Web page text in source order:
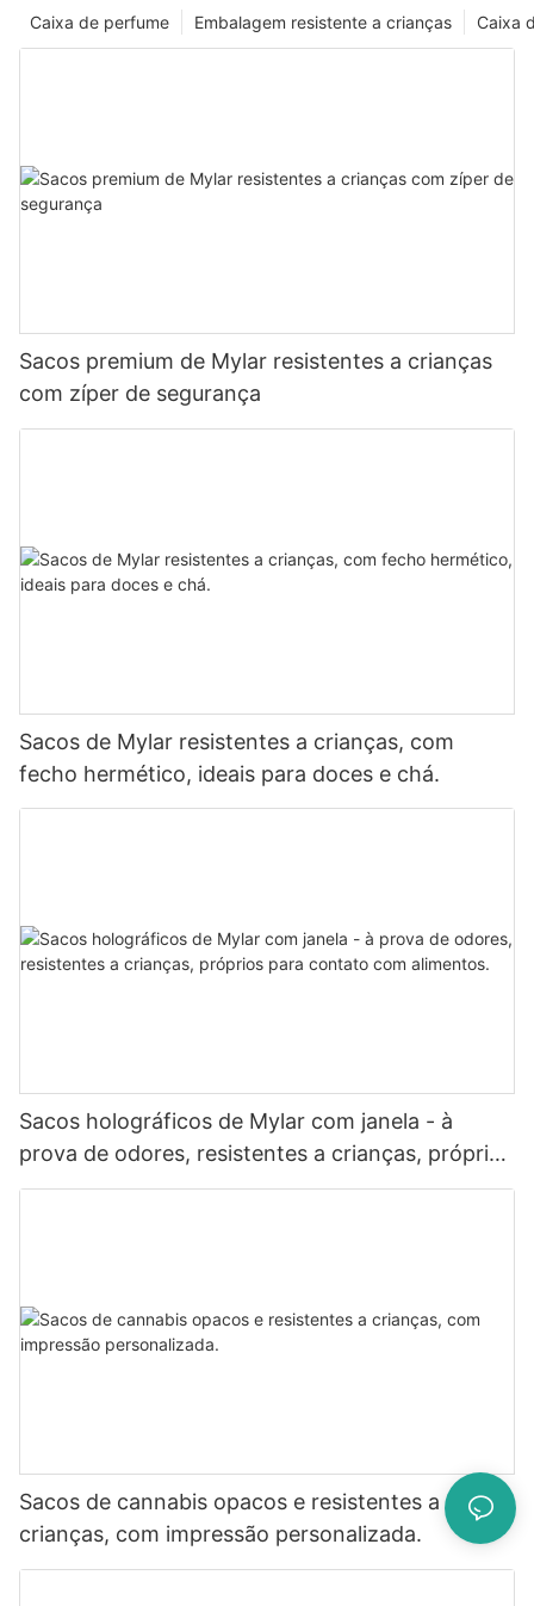
Caixa
Embalagem resistente a crianças
Caixa de perfume
Sacos premium de Mylar resistentes a crianças
com zíper de segurança
Sacos de Mylar resistentes a crianças, com
fecho hermético, ideais para doces e chá.
Sacos holográficos de Mylar com janela - à
prova de odores, resistentes a crianças, próprios
para contato com alimentos.
Sacos de cannabis opacos e resistentes a
crianças, com impressão personalizada.